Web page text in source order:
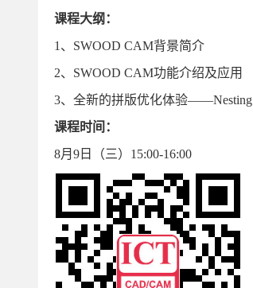
课程大纲：
1、SWOOD CAM背景简介
2、SWOOD CAM功能介绍及应用
3、全新的拼版优化体验——Nesting
课程时间：
8月9日（三）15:00-16:00